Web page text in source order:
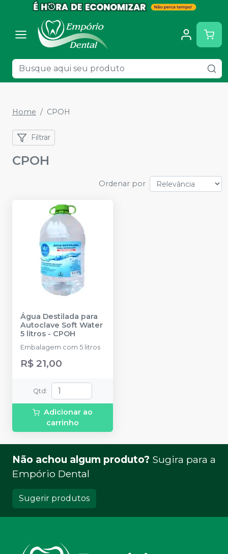
Home CPOH
Filtrar
CPOH
Ordenar por
Água Destilada para
Autoclave Soft Water
5 litros - CPOH
Embalagem com 5 litros
R$ 21,00
Qtd :
Adicionar ao
carrinho
Não achou algum produto? Sugira para a
Empório Dental
Sugerir produtos